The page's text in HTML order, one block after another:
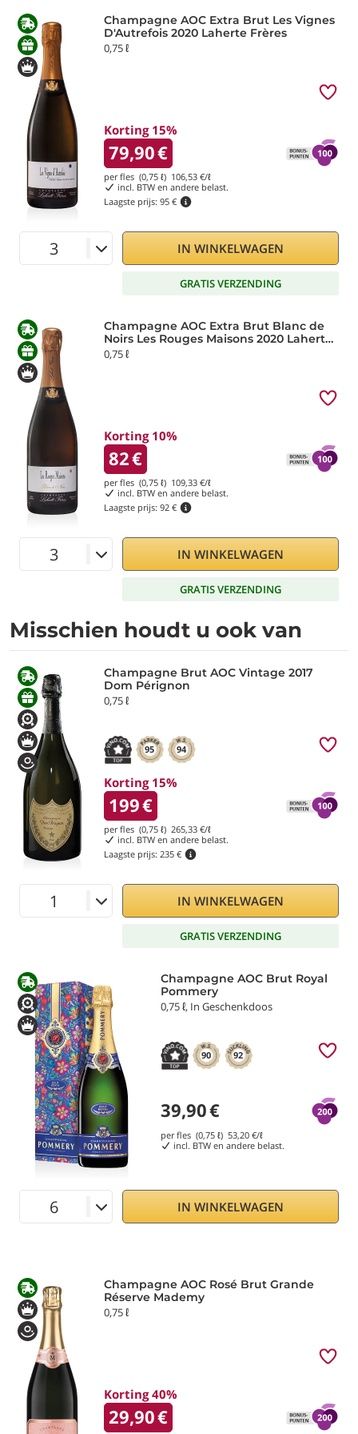
Champagne AOC Extra Brut Les Vignes
D'Autrefois 2020 Laherte Frères
0,75 ℓ
Korting 15%
79,90€
per fles (0,75 ℓ) 106,53 €/ℓ
incl. BTW en andere belast.
Laagste prijs: 95 €
IN WINKELWAGEN
GRATIS VERZENDING
Champagne AOC Extra Brut Blanc de
Noirs Les Rouges Maisons 2020 Laherte
Frères
0,75 ℓ
Korting 10%
82€
per fles (0,75 ℓ) 109,33 €/ℓ
incl. BTW en andere belast.
Laagste prijs: 92 €
IN WINKELWAGEN
GRATIS VERZENDING
Misschien houdt u ook van
Champagne Brut AOC Vintage 2017
Dom Pérignon
0,75 ℓ
95 94
Korting 15%
199€
per fles (0,75 ℓ) 265,33 €/ℓ
incl. BTW en andere belast.
Laagste prijs: 235 €
IN WINKELWAGEN
GRATIS VERZENDING
Champagne AOC Brut Royal
Pommery
0,75 ℓ, In Geschenkdoos
90 92
39,90€
per fles (0,75 ℓ) 53,20€/ℓ
incl. BTW en andere belast.
IN WINKELWAGEN
Champagne AOC Rosé Brut Grande
Réserve Mademy
0,75 ℓ
Korting 40%
29,90€